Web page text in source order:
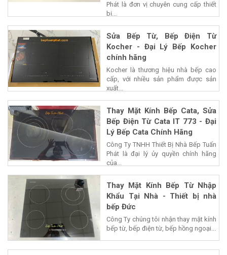
Phát là đơn vị chuyên cung cấp thiết
bị...
Sửa Bếp Từ, Bếp Điện Từ
Kocher - Đại Lý Bếp Kocher
chính hãng
Kocher là thương hiệu nhà bếp cao
cấp, với nhiều sản phẩm được sản
xuất...
Thay Mặt Kính Bếp Cata, Sửa
Bếp Điện Từ Cata IT 773 - Đại
Lý Bếp Cata Chính Hãng
Công Ty TNHH Thiết Bị Nhà Bếp Tuấn
Phát là đại lý ủy quyền chính hãng
của...
Thay Mặt Kính Bếp Từ Nhập
Khẩu Tại Nhà - Thiết bị nhà
bếp Đức
Công Ty chúng tôi nhận thay mặt kính
bếp từ, bếp điện từ, bếp hồng ngoại...